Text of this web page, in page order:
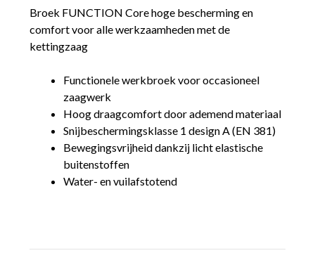
Broek FUNCTION Core hoge bescherming en
comfort voor alle werkzaamheden met de
kettingzaag
Functionele werkbroek voor occasioneel
zaagwerk
Hoog draagcomfort door ademend materiaal
Snijbeschermingsklasse 1 design A (EN 381)
Bewegingsvrijheid dankzij licht elastische
buitenstoffen
Water- en vuilafstotend